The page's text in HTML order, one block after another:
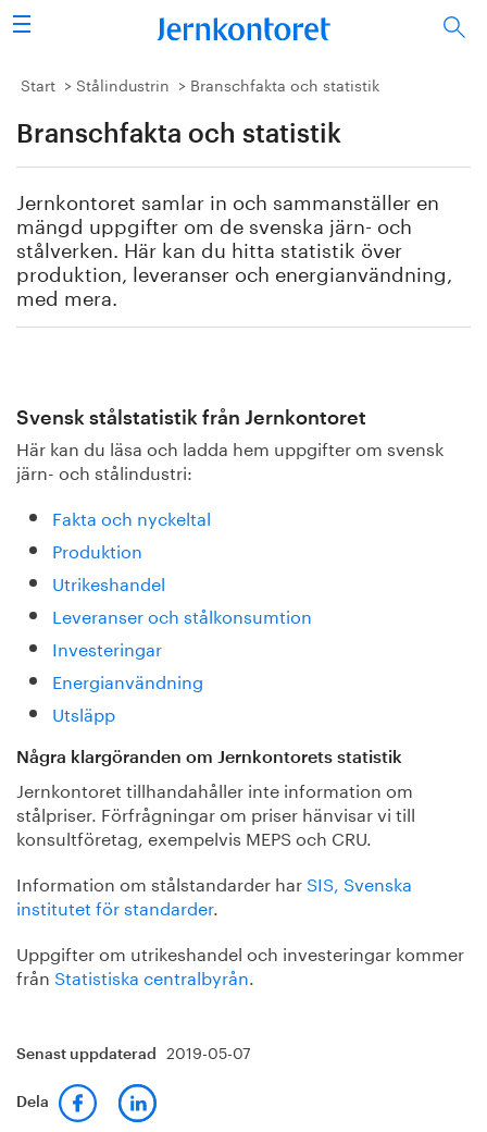
Sök
Stålindustrin
Vision 2050
Forskning/utbildning
Energi/miljö
Vi tycker
Bildbank
Om oss
Start Stålindustrin Branschfakta och statistik
Branschfakta och statistik
Jernkontoret samlar in och sammanställer en
mängd uppgifter om de svenska järn- och
stålverken. Här kan du hitta statistik över
produktion, leveranser och energianvändning,
med mera.
Svensk stålstatistik från Jernkontoret
Här kan du läsa och ladda hem uppgifter om svensk
järn- och stålindustri:
Fakta och nyckeltal
Produktion
Utrikeshandel
Leveranser och stålkonsumtion
Investeringar
Energianvändning
Utsläpp
Några klargöranden om Jernkontorets statistik
Jernkontoret tillhandahåller inte information om
stålpriser. Förfrågningar om priser hänvisar vi till
konsultföretag, exempelvis MEPS och CRU.
Information om stålstandarder har SIS, Svenska
institutet för standarder.
Uppgifter om utrikeshandel och investeringar kommer
från Statistiska centralbyrån.
Senast uppdaterad 2019-05-07
Dela